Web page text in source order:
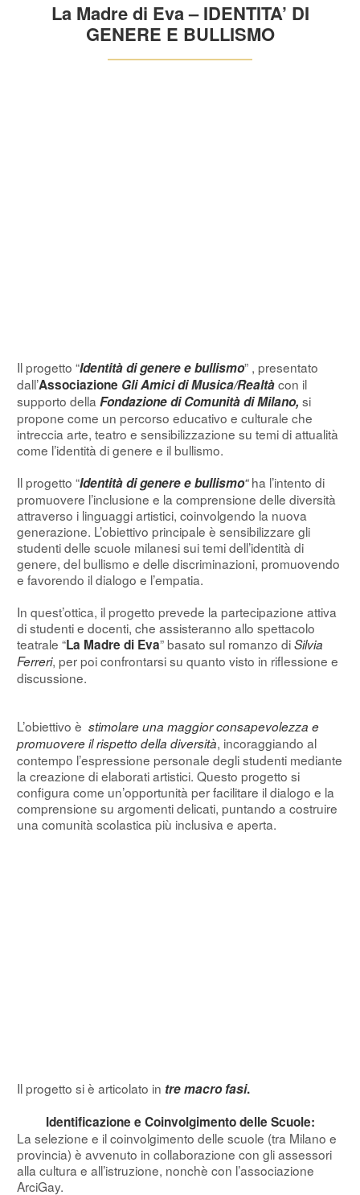
La Madre di Eva – IDENTITA’ DI
GENERE E BULLISMO
Il progetto “Identità di genere e bullismo” , presentato
dall’Associazione Gli Amici di Musica/Realtàcon il
supporto dellaFondazione di Comunità di Milano,si
propone come un percorso educativo e culturale che
intreccia arte, teatro e sensibilizzazione su temi di attualità
come l’identità di genere e il bullismo.
Il progetto “Identità di genere e bullismo“ha l’intento di
promuovere l’inclusione e la comprensione delle diversità
attraverso i linguaggi artistici, coinvolgendo la nuova
generazione. L’obiettivo principale è sensibilizzare gli
studenti delle scuole milanesi sui temi dell’identità di
genere, del bullismo e delle discriminazioni, promuovendo
e favorendo il dialogo e l’empatia.
In quest’ottica, il progetto prevede la partecipazione attiva
di studenti e docenti, che assisteranno allo spettacolo
teatrale “La Madre di Eva” basato sul romanzo diSilvia
Ferreri, per poi confrontarsi su quanto visto in riflessione e
discussione.
L’obiettivo èstimolare una maggior consapevolezza e
promuovere il rispetto della diversità, incoraggiando al
contempo l’espressione personale degli studenti mediante
la creazione di elaborati artistici. Questo progetto si
configura come un’opportunità per facilitare il dialogo e la
comprensione su argomenti delicati, puntando a costruire
una comunità scolastica più inclusiva e aperta.
Il progetto si è articolato in tre macro fasi.
Identificazione e Coinvolgimento delle Scuole:
La selezione e il coinvolgimento delle scuole (tra Milano e
provincia) è avvenuto in collaborazione con gli assessori
alla cultura e all’istruzione, nonchè con l’associazione
ArciGay.